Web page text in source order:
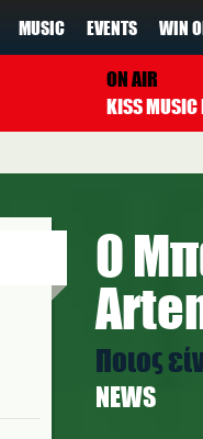
MUSIC EVENTS WIN
ON AIR
Ο
Ποιος
NEWS